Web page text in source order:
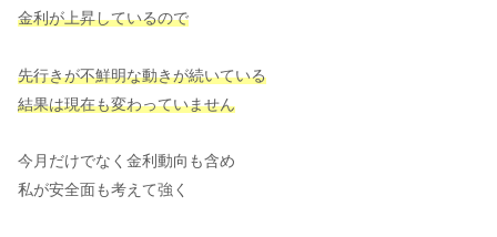
金利が上昇しているので
先行きが不鮮明な動きが続いている
結果は現在も変わっていません
今月だけでなく金利動向も含め
私が安全面も考えて強く